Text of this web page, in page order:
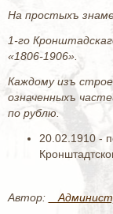
На простыхъ
1-го
«1806-1906».
Каждому изъ
означенныхъ
по рублю.
20.02.1910 -
Автор: _